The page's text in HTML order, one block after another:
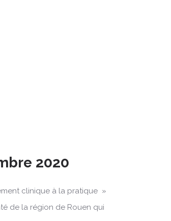
2020
clinique à la pratique »
de la région de Rouen qui